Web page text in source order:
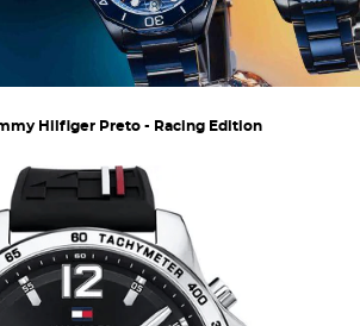
Hilfiger Preto - Racing Edition